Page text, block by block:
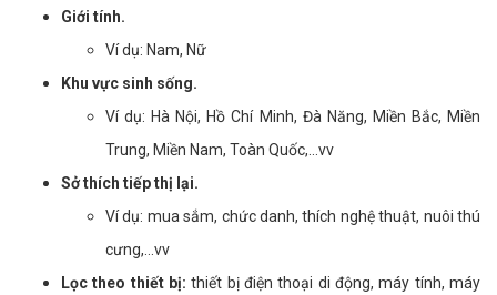
Giới tính.
Ví dụ: Nam, Nữ
Khu vực sinh sống.
Ví dụ: Hà Nội, Hồ Chí Minh, Đà Năng, Miền Bắc, Miền
Trung, Miền Nam, Toàn Quốc,...vv
Sở thích tiếp thị lại.
Ví dụ: mua sắm, chức danh, thích nghệ thuật, nuôi thú
cưng,...vv
Lọc theo thiết bị:thiết bị điện thoại di động, máy tính, máy